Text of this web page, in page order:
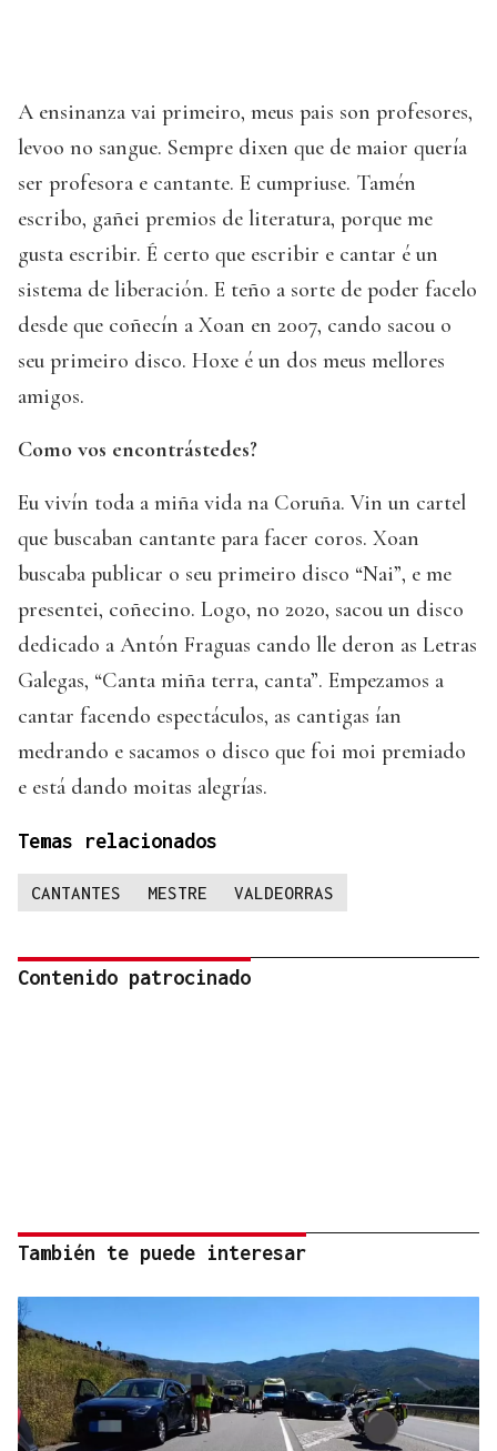
A ensinanza vai primeiro, meus pais son profesores,
levoo no sangue. Sempre dixen que de maior quería
ser profesora e cantante. E cumpriuse. Tamén
escribo, gañei premios de literatura, porque me
gusta escribir. É certo que escribir e cantar é un
sistema de liberación. E teño a sorte de poder facelo
desde que coñecín a Xoan en 2007, cando sacou o
seu primeiro disco. Hoxe é un dos meus mellores
amigos.
Como vos encontrástedes?
Eu vivín toda a miña vida na Coruña. Vin un cartel
que buscaban cantante para facer coros. Xoan
buscaba publicar o seu primeiro disco “Nai”, e me
presentei, coñecino. Logo, no 2020, sacou un disco
dedicado a Antón Fraguas cando lle deron as Letras
Galegas, “Canta miña terra, canta”. Empezamos a
cantar facendo espectáculos, as cantigas ían
medrando e sacamos o disco que foi moi premiado
e está dando moitas alegrías.
Temas relacionados
CANTANTES MESTRE VALDEORRAS
Contenido patrocinado
También te puede interesar